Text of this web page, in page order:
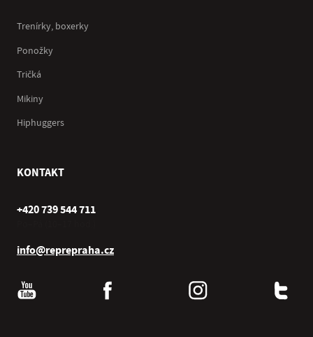
Trenírky, boxerky
Ponožky
Tričká
Mikiny
Hiphuggers
KONTAKT
+420 739 544 711
info@reprepraha.cz